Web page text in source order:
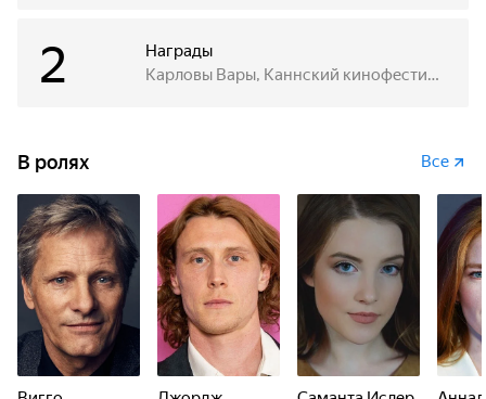
Награды
2 Карловы Вары, Каннский кинофестиваль
В ролях Все